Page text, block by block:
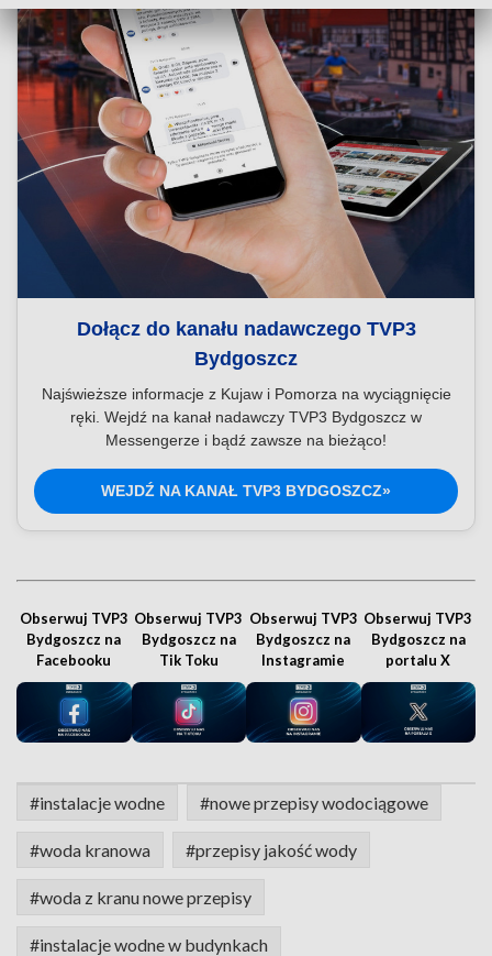
Dołącz do kanału nadawczego TVP3
Bydgoszcz
Najświeższe informacje z Kujaw i Pomorza na wyciągnięcie
ręki. Wejdź na kanał nadawczy TVP3 Bydgoszcz w
Messengerze i bądź zawsze na bieżąco!
WEJDŹ NA KANAŁ TVP3 BYDGOSZCZ»
Obserwuj TVP3
Bydgoszcz na
Facebooku
Obserwuj TVP3
Bydgoszcz na
Tik Toku
Obserwuj TVP3
Bydgoszcz na
Instagramie
Obserwuj TVP3
Bydgoszcz na
portalu X
#instalacje wodne #nowe przepisy wodociągowe
#woda kranowa #przepisy jakość wody
#woda z kranu nowe przepisy
#instalacje wodne w budynkach